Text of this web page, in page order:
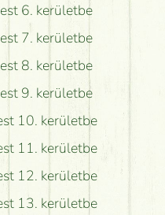
6. kerületbe
7. kerületbe
8. kerületbe
9. kerületbe
10. kerületbe
11. kerületbe
12. kerületbe
13. kerületbe